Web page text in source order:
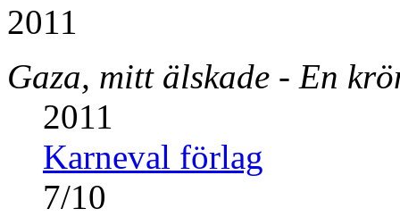
Gaza, mitt älskade - En
2011
Karneval förlag
7/10